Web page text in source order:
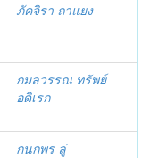
ภัคจิรา ถาแยง
กมลวรรณ ทรัพย์
อดิเรก
กนกพร ลู่